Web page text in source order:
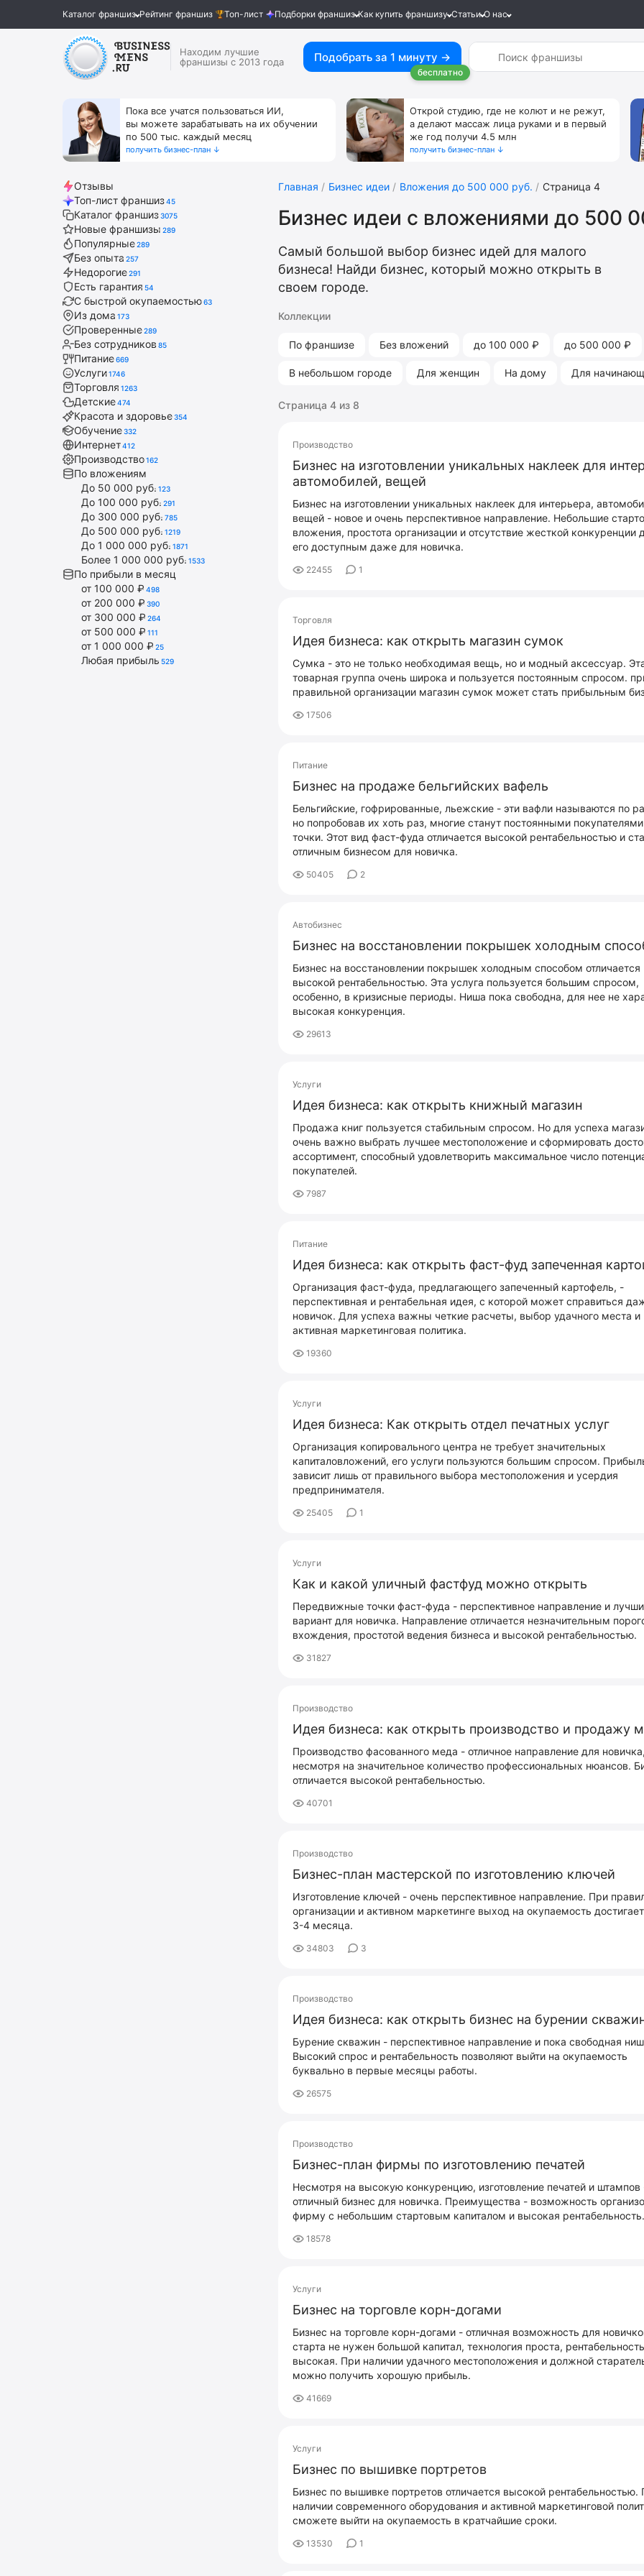
Каталог франшиз Рейтинг франшиз Топ-лист Подборки франшиз Как купить франшизу Статьи О нас
Находим лучшие
франшизы с 2013 года
Подобрать за 1 минуту →
бесплатно
Пока все учатся пользоваться ИИ,
вы можете зарабатывать на их обучении
по 500 тыс. каждый месяц
получить бизнес-план ↓
Открой студию, где не колют и не режут,
а делают массаж лица руками и в первый
же год получи 4.5 млн
получить бизнес-план ↓
Отзывы
Топ-лист франшиз45
Каталог франшиз3075
Новые франшизы 289
Популярные289
Без опыта 257
Недорогие291
Есть гарантия 54
С быстрой окупаемостью63
Из дома 173
Проверенные289
Без сотрудников 85
Питание669
Услуги1746
Торговля 1263
Детские474
Красота и здоровье354
Обучение332
Интернет412
Производство162
По вложениям
До 50 000 руб. 123
До 100 000 руб. 291
До 300 000 руб. 785
До 500 000 руб. 1219
До 1 000 000 руб. 1871
Более 1 000 000 руб. 1533
По прибыли в месяц
от 100 000 ₽ 498
от 200 000 ₽ 390
от 300 000 ₽ 264
от 500 000 ₽ 111
от 1 000 000 ₽ 25
Любая прибыль 529
Главная Бизнес идеи Вложения до 500 000 руб. Страница 4
Бизнес идеи с вложениями до 500
Самый большой выбор бизнес идей для малого
бизнеса! Найди бизнес, который можно открыть в
своем городе.
Коллекции
По франшизе Без вложений до 100 000 ₽ до 500 000 ₽
В небольшом городе Для женщин На дому Для
Страница 4 из 8
Производство
Бизнес на изготовлении уникальных наклеек для
автомобилей, вещей
Бизнес на изготовлении уникальных наклеек для интерьера,
вещей - новое и очень перспективное направление. Небольшие
вложения, простота организации и отсутствие жесткой конкуренции
его доступным даже для новичка.
22455 1
Торговля
Идея бизнеса: как открыть магазин сумок
Сумка - это не только необходимая вещь, но и модный аксессуар.
товарная группа очень широка и пользуется постоянным спросом.
правильной организации магазин сумок может стать прибыльным
17506
Питание
Бизнес на продаже бельгийских вафель
Бельгийские, гофрированные, льежские - эти вафли называются по
но попробовав их хоть раз, многие станут постоянными
точки. Этот вид фаст-фуда отличается высокой рентабельностью и
отличным бизнесом для новичка.
50405 2
Автобизнес
Бизнес на восстановлении покрышек холодным
Бизнес на восстановлении покрышек холодным способом отличается
высокой рентабельностью. Эта услуга пользуется большим спросом,
особенно, в кризисные периоды. Ниша пока свободна, для нее не
высокая конкуренция.
29613
Услуги
Идея бизнеса: как открыть книжный магазин
Продажа книг пользуется стабильным спросом. Но для успеха
очень важно выбрать лучшее местоположение и сформировать
ассортимент, способный удовлетворить максимальное число
покупателей.
7987
Питание
Идея бизнеса: как открыть фаст-фуд запеченная
Организация фаст-фуда, предлагающего запеченный картофель, -
перспективная и рентабельная идея, с которой может справиться
новичок. Для успеха важны четкие расчеты, выбор удачного места и
активная маркетинговая политика.
19360
Услуги
Идея бизнеса: Как открыть отдел печатных услуг
Организация копировального центра не требует значительных
капиталовложений, его услуги пользуются большим спросом.
зависит лишь от правильного выбора местоположения и усердия
предпринимателя.
25405 1
Услуги
Как и какой уличный фастфуд можно открыть
Передвижные точки фаст-фуда - перспективное направление и
вариант для новичка. Направление отличается незначительным
вхождения, простотой ведения бизнеса и высокой рентабельностью.
31827
Производство
Идея бизнеса: как открыть производство и продажу
Производство фасованного меда - отличное направление для новичка,
несмотря на значительное количество профессиональных нюансов.
отличается высокой рентабельностью.
40701
Производство
Бизнес-план мастерской по изготовлению ключей
Изготовление ключей - очень перспективное направление. При
организации и активном маркетинге выход на окупаемость
3-4 месяца.
34803 3
Производство
Идея бизнеса: как открыть бизнес на бурении
Бурение скважин - перспективное направление и пока свободная
Высокий спрос и рентабельность позволяют выйти на окупаемость
буквально в первые месяцы работы.
26575
Производство
Бизнес-план фирмы по изготовлению печатей
Несмотря на высокую конкуренцию, изготовление печатей и штампов
отличный бизнес для новичка. Преимущества - возможность
фирму с небольшим стартовым капиталом и высокая рентабельность.
18578
Услуги
Бизнес на торговле корн-догами
Бизнес на торговле корн-догами - отличная возможность для
старта не нужен большой капитал, технология проста, рентабельность
высокая. При наличии удачного местоположения и должной
можно получить хорошую прибыль.
41669
Услуги
Бизнес по вышивке портретов
Бизнес по вышивке портретов отличается высокой рентабельностью.
наличии современного оборудования и активной маркетинговой
сможете выйти на окупаемость в кратчайшие сроки.
13530 1